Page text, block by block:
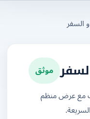
موثق
منظم